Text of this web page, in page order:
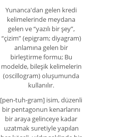
Yunanca'dan gelen kredi
kelimelerinde meydana
gelen ve “yazılı bir şey”,
“çizim” (epigram; diyagram)
anlamına gelen bir
birleştirme formu; Bu
modelde, bileşik kelimelerin
(oscillogram) oluşumunda
kullanılır.
[pen-tuh-gram] isim, düzenli
bir pentagonun kenarlarını
bir araya gelinceye kadar
uzatmak suretiyle yapılan